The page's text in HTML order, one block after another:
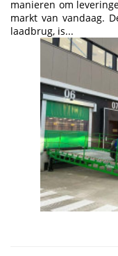
manieren om
markt van vandaag.
laadbrug, is...